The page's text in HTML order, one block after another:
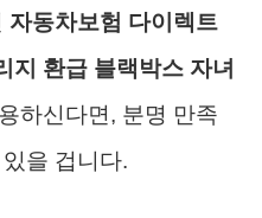
자동차보험 다이렉트
지 환급 블랙박스 자녀
하신다면, 분명 만족
을 겁니다.